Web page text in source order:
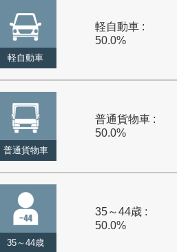
軽自動車
軽自動車 :
50.0%
普通貨物車
普通貨物車 :
50.0%
35～44歳
35～44歳 :
50.0%